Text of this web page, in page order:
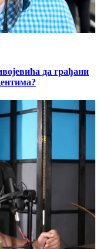
да грађани